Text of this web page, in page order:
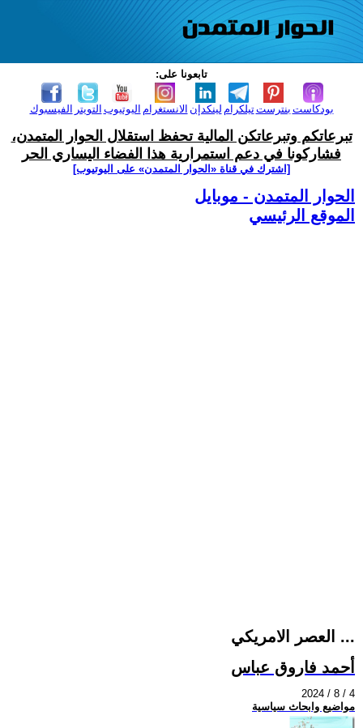
تابعونا على:
الفيسبوك التويتر اليوتيوب الانستغرام لينكدإن تيلكرامبنترست بودكاست
تبرعاتكم وتبرعاتكن المالية تحفظ استقلال الحوار المتمدن،
فشاركونا في دعم استمرارية هذا الفضاء اليساري الحر
[اشترك في قناة ‫«الحوار المتمدن» على اليوتيوب]
الحوار المتمدن - موبايل
الموقع الرئيسي
العصر الامريكي ...
أحمد فاروق عباس
2024 / 8 / 4
مواضيع وابحاث سياسية